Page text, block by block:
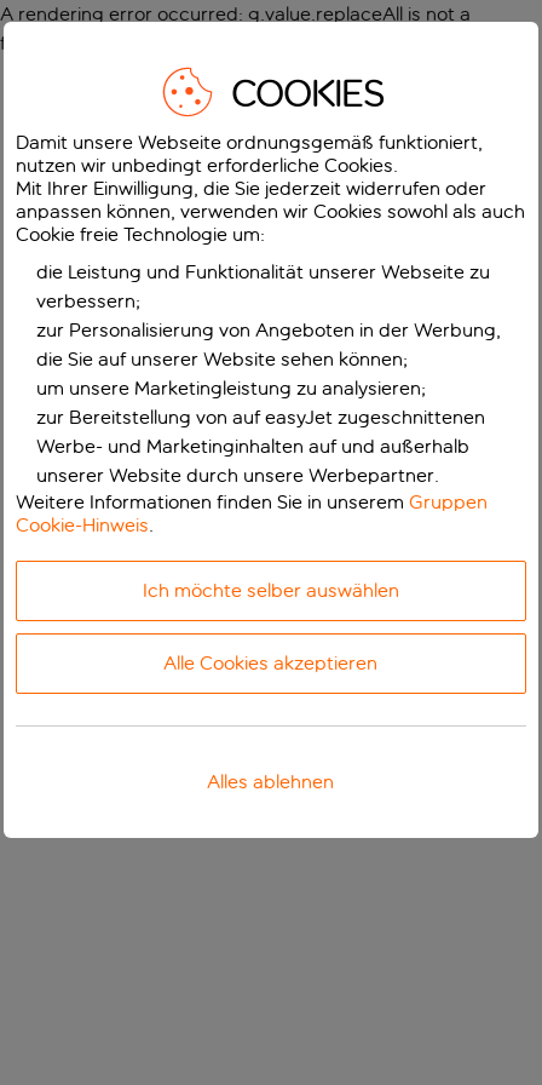
A rendering error occurred: g.value.replaceAll is not a
function
COOKIES
Damit unsere Webseite ordnungsgemäß funktioniert,
nutzen wir unbedingt erforderliche Cookies.
Mit Ihrer Einwilligung, die Sie jederzeit widerrufen oder
anpassen können, verwenden wir Cookies sowohl als auch
Cookie freie Technologie um:
die Leistung und Funktionalität unserer Webseite zu
verbessern;
zur Personalisierung von Angeboten in der Werbung,
die Sie auf unserer Website sehen können;
um unsere Marketingleistung zu analysieren;
zur Bereitstellung von auf easyJet zugeschnittenen
Werbe- und Marketinginhalten auf und außerhalb
unserer Website durch unsere Werbepartner.
Weitere Informationen finden Sie in unseremGruppen
Cookie-Hinweis.
Ich möchte selber auswählen
Alle Cookies akzeptieren
Alles ablehnen